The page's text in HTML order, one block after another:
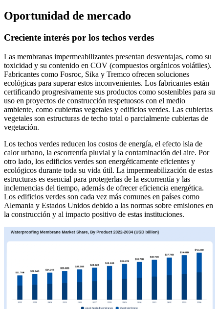
Oportunidad de mercado
Creciente interés por los techos verdes
Las membranas impermeabilizantes presentan desventajas, como su
toxicidad y su contenido en COV (compuestos orgánicos volátiles).
Fabricantes como Fosroc, Sika y Tremco ofrecen soluciones
ecológicas para superar estos inconvenientes. Los fabricantes están
certificando progresivamente sus productos como sostenibles para su
uso en proyectos de construcción respetuosos con el medio
ambiente, como cubiertas vegetales y edificios verdes. Las cubiertas
vegetales son estructuras de techo total o parcialmente cubiertas de
vegetación.
Los techos verdes reducen los costos de energía, el efecto isla de
calor urbano, la escorrentía pluvial y la contaminación del aire. Por
otro lado, los edificios verdes son energéticamente eficientes y
ecológicos durante toda su vida útil. La impermeabilización de estas
estructuras es esencial para protegerlas de la escorrentía y las
inclemencias del tiempo, además de ofrecer eficiencia energética.
Los edificios verdes son cada vez más comunes en países como
Alemania y Estados Unidos debido a las normas sobre emisiones en
la construcción y al impacto positivo de estas instituciones.